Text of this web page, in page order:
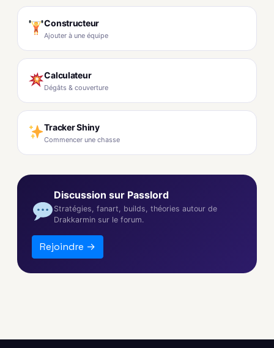
Constructeur
Ajouter à une équipe
Calculateur
Dégâts & couverture
Tracker Shiny
Commencer une chasse
Discussion sur Passlord
Stratégies, fanart, builds, théories autour de
Drakkarmin sur le forum.
Rejoindre →